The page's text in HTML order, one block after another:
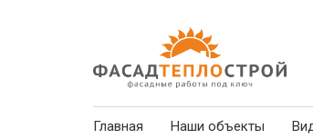
Главная Наши объекты